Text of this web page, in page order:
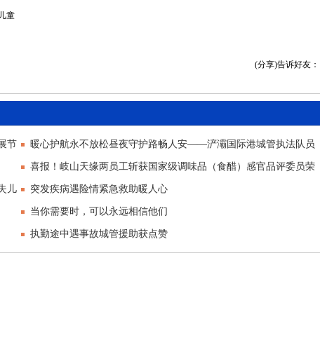
童
(分享)告诉好友：
节 暖心护航永不放松昼夜守护路畅人安——浐灞国际港城管执法队员
高效处置
喜报！岐山天缘两员工斩获国家级调味品（食醋）感官品评委员荣
誉
儿 突发疾病遇险情紧急救助暖人心
当你需要时，可以永远相信他们
执勤途中遇事故城管援助获点赞